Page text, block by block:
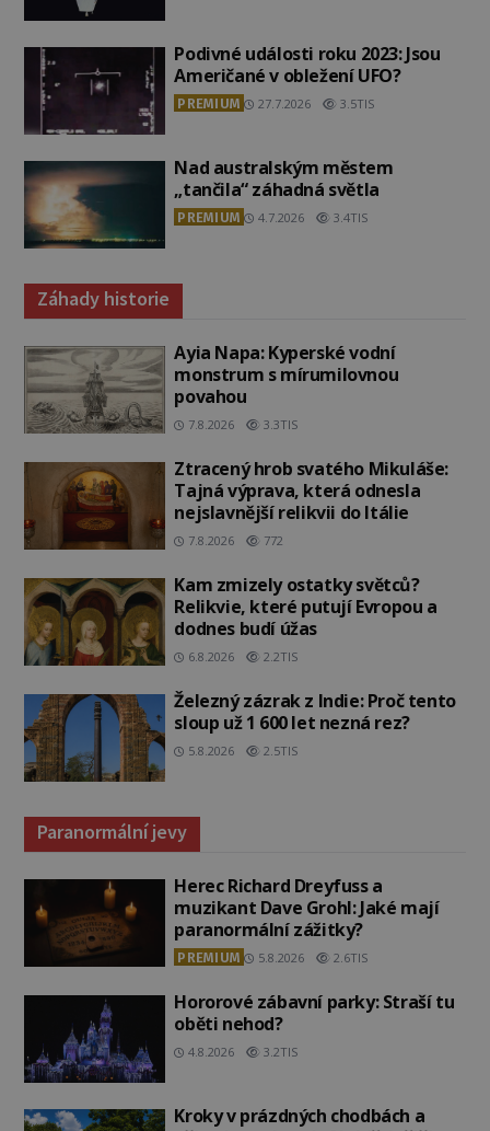
Podivné události roku 2023: Jsou
Američané v obležení UFO?
PREMIUM 27.7.2026 3.5TIS
Nad australským městem
„tančila“ záhadná světla
PREMIUM 4.7.2026 3.4TIS
Záhady historie
Ayia Napa: Kyperské vodní
monstrum s mírumilovnou
povahou
7.8.2026 3.3TIS
Ztracený hrob svatého Mikuláše:
Tajná výprava, která odnesla
nejslavnější relikvii do Itálie
7.8.2026 772
Kam zmizely ostatky světců?
Relikvie, které putují Evropou a
dodnes budí úžas
6.8.2026 2.2TIS
Železný zázrak z Indie: Proč tento
sloup už 1 600 let nezná rez?
5.8.2026 2.5TIS
Paranormální jevy
Herec Richard Dreyfuss a
muzikant Dave Grohl: Jaké mají
paranormální zážitky?
PREMIUM 5.8.2026 2.6TIS
Hororové zábavní parky: Straší tu
oběti nehod?
4.8.2026 3.2TIS
Kroky v prázdných chodbách a